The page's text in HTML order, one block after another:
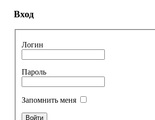
Вход
Логин
Пароль
Запомнить меня